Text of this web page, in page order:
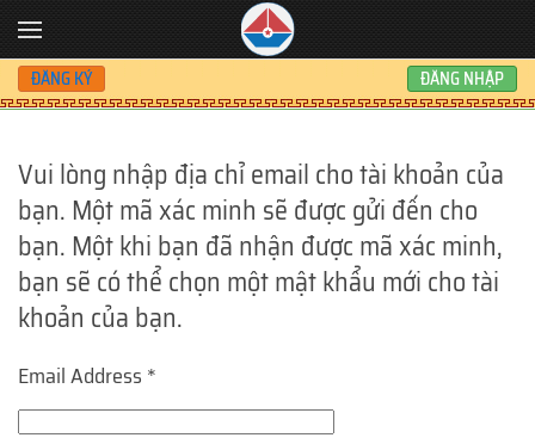
Skip to main content
ĐĂNG KÝ ĐĂNG NHẬP
Vui lòng nhập địa chỉ email cho tài khoản của
bạn. Một mã xác minh sẽ được gửi đến cho
bạn. Một khi bạn đã nhận được mã xác minh,
bạn sẽ có thể chọn một mật khẩu mới cho tài
khoản của bạn.
Email Address *